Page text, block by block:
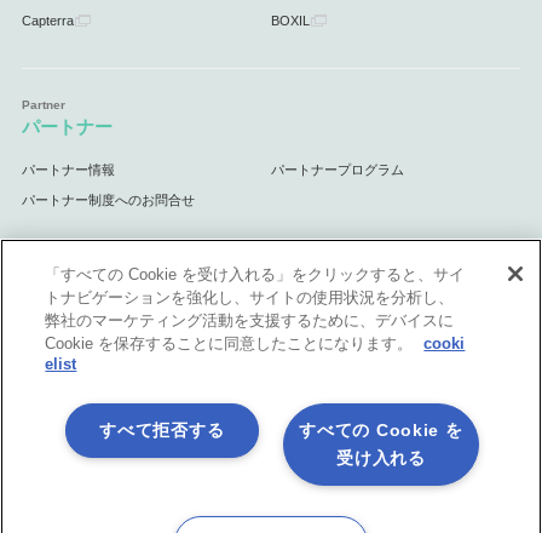
Capterra BOXIL
パートナー
パートナー情報 パートナープログラム
パートナー制度へのお問合せ
サポート
サポート情報
各社商標について
会社情報
「すべての Cookie を受け入れる」をクリックすると、サイ
トナビゲーションを強化し、サイトの使用状況を分析し、
弊社のマーケティング活動を支援するために、デバイスに
Cookie を保存することに同意したことになります。
cooki
elist
すべての Cookie を
受け入れる
すべて拒否する